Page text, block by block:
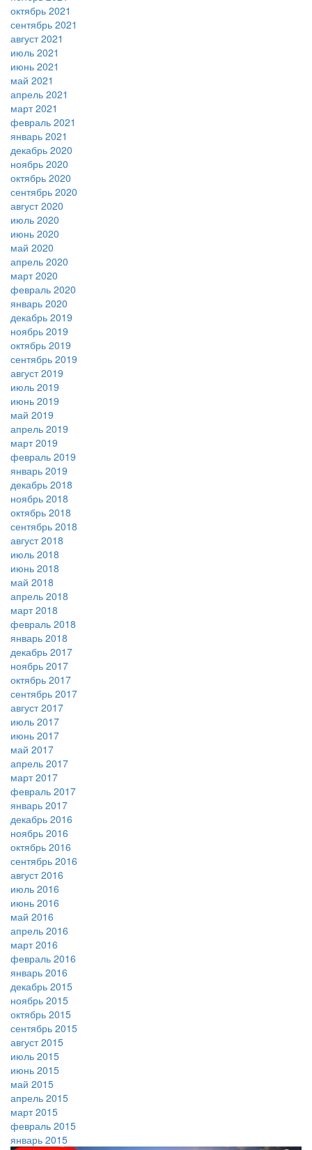
октябрь 2021
сентябрь 2021
август 2021
июль 2021
июнь 2021
май 2021
апрель 2021
март 2021
февраль 2021
январь 2021
декабрь 2020
ноябрь 2020
октябрь 2020
сентябрь 2020
август 2020
июль 2020
июнь 2020
май 2020
апрель 2020
март 2020
февраль 2020
январь 2020
декабрь 2019
ноябрь 2019
октябрь 2019
сентябрь 2019
август 2019
июль 2019
июнь 2019
май 2019
апрель 2019
март 2019
февраль 2019
январь 2019
декабрь 2018
ноябрь 2018
октябрь 2018
сентябрь 2018
август 2018
июль 2018
июнь 2018
май 2018
апрель 2018
март 2018
февраль 2018
январь 2018
декабрь 2017
ноябрь 2017
октябрь 2017
сентябрь 2017
август 2017
июль 2017
июнь 2017
май 2017
апрель 2017
март 2017
февраль 2017
январь 2017
декабрь 2016
ноябрь 2016
октябрь 2016
сентябрь 2016
август 2016
июль 2016
июнь 2016
май 2016
апрель 2016
март 2016
февраль 2016
январь 2016
декабрь 2015
ноябрь 2015
октябрь 2015
сентябрь 2015
август 2015
июль 2015
июнь 2015
май 2015
апрель 2015
март 2015
февраль 2015
январь 2015